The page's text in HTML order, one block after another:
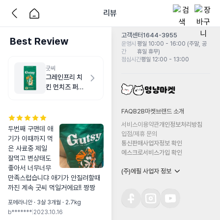
리뷰
Best Review
굿씨
그레인프리 치
킨 먼치즈 퍼피
두번째 구맨데 애
기가 이때까지 먹
은 사료중 제일
잘먹고 변상태도
좋아서 너무너무
만족스럽습니댜 애기가 안질려할때
까진 계속 굿씨 먹일거에요!! 짱짱
포메라니안 · 3살 3개월 · 2.7kg
b******* 2023.10.16
고객센터1644-3955
운영시
간
평일 10:00 - 16:00 (주말, 공
휴일 휴무)
점심시간평일 12:00 - 13:00
FAQB2B마켓 브랜드 소개
서비스이용약관개인정보처리방침
입점/제휴 문의
통신판매사업자정보 확인
에스크로서비스가입 확인
(주)에필 사업자 정보